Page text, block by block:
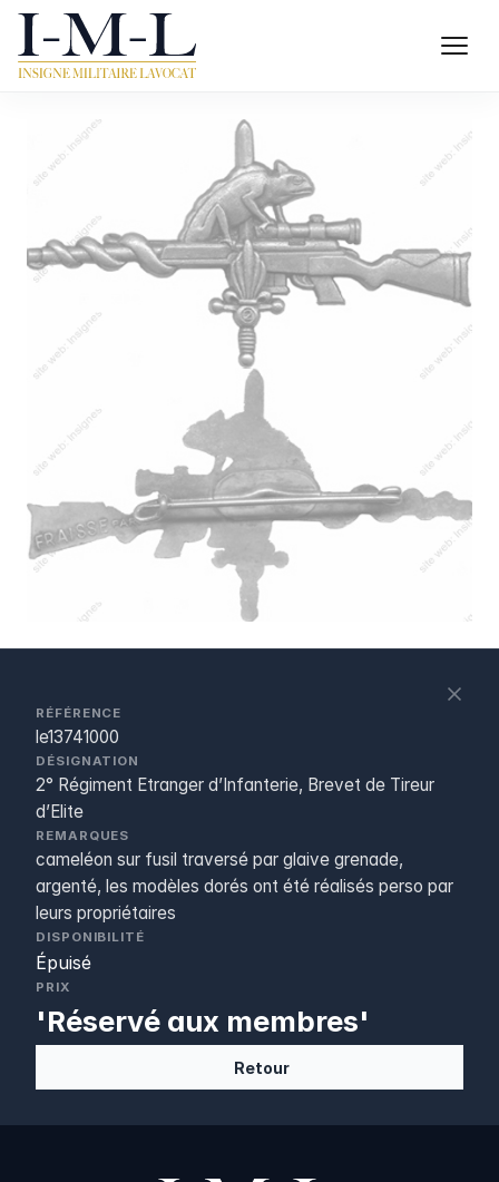
RÉFÉRENCE
le13741000
DÉSIGNATION
2° Régiment Etranger d’Infanterie, Brevet de Tireur
d’Elite
REMARQUES
cameléon sur fusil traversé par glaive grenade,
argenté, les modèles dorés ont été réalisés perso par
leurs propriétaires
DISPONIBILITÉ
Épuisé
PRIX
'Réservé aux membres'
Retour